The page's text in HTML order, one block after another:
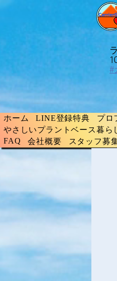
#
ホーム LINE登録特典 プロ
やさしいプラントベース暮ら
FAQ
会社概要 スタッフ募